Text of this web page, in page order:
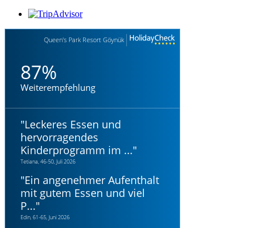
Queen's Park Resort Göynük
87%
Weiterempfehlung
"Leckeres Essen und
hervorragendes
Kinderprogramm im ..."
Tetiana, 46-50, Juli 2026
"Ein angenehmer Aufenthalt
mit gutem Essen und viel
P..."
Edin, 61-65, Juni 2026